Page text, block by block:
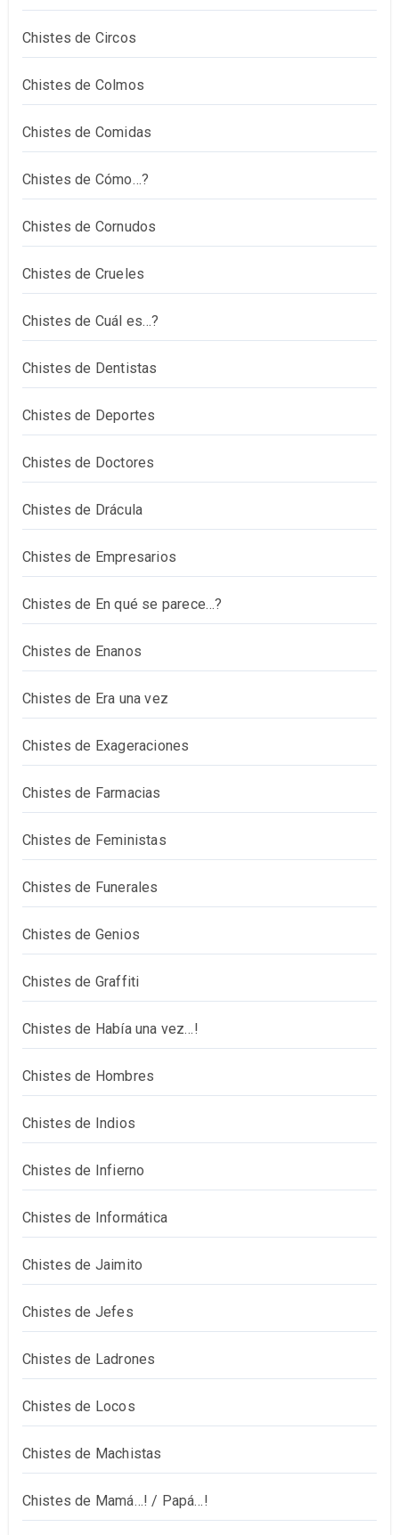
Chistes de Circos
Chistes de Colmos
Chistes de Comidas
Chistes de Cómo…?
Chistes de Cornudos
Chistes de Crueles
Chistes de Cuál es…?
Chistes de Dentistas
Chistes de Deportes
Chistes de Doctores
Chistes de Drácula
Chistes de Empresarios
Chistes de En qué se parece…?
Chistes de Enanos
Chistes de Era una vez
Chistes de Exageraciones
Chistes de Farmacias
Chistes de Feministas
Chistes de Funerales
Chistes de Genios
Chistes de Graffiti
Chistes de Había una vez…!
Chistes de Hombres
Chistes de Indios
Chistes de Infierno
Chistes de Informática
Chistes de Jaimito
Chistes de Jefes
Chistes de Ladrones
Chistes de Locos
Chistes de Machistas
Chistes de Mamá…! / Papá…!